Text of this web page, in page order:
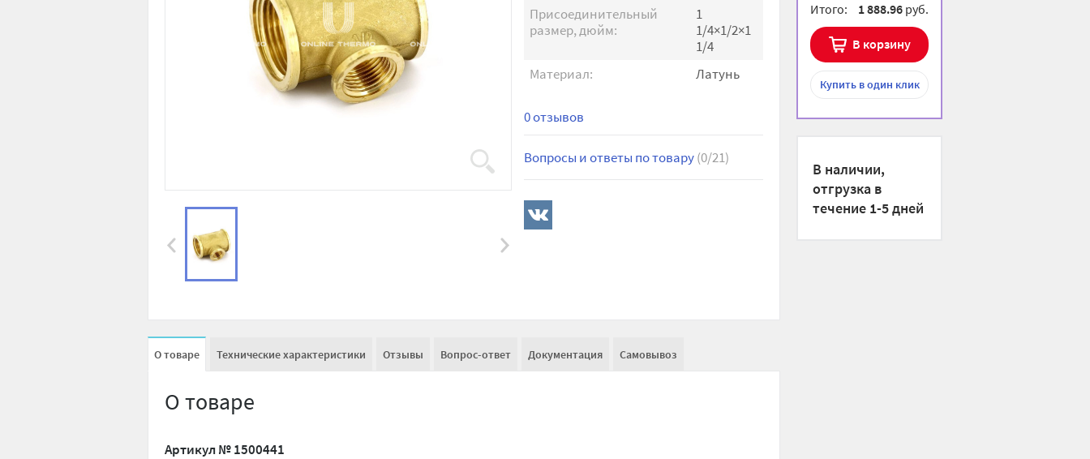
Итого: 1 888.96 руб.
В корзину
Купитьв один клик
В наличии,
отгрузка в
течение 1-5 дней
Присоединительный
размер, дюйм:
1
1/4×1/2×1
1/4
Материал:
Латунь
0 отзывов
Вопросы и ответы по товару(0/21)
О товаре Технические характеристики Отзывы Вопрос-ответ Документация Самовывоз
О товаре
Артикул №1500441